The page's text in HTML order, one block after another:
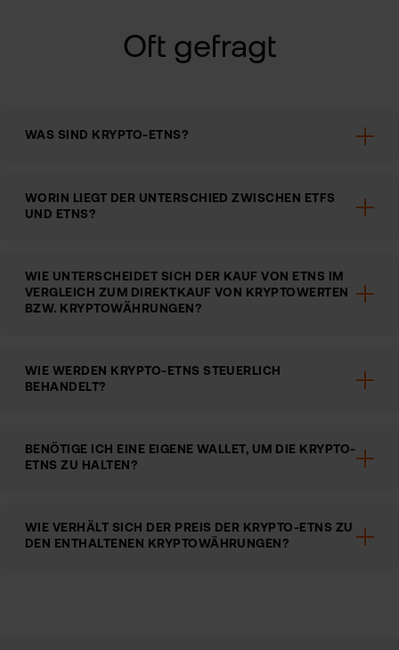
Oft gefragt
WAS SIND KRYPTO-ETNS?
WORIN LIEGT DER UNTERSCHIED ZWISCHEN ETFS
UND ETNS?
WIE UNTERSCHEIDET SICH DER KAUF VON ETNS IM
VERGLEICH ZUM DIREKTKAUF VON KRYPTOWERTEN
BZW. KRYPTOWÄHRUNGEN?
WIE WERDEN KRYPTO-ETNS STEUERLICH
BEHANDELT?
BENÖTIGE ICH EINE EIGENE WALLET, UM DIE KRYPTO-
ETNS ZU HALTEN?
WIE VERHÄLT SICH DER PREIS DER KRYPTO-ETNS ZU
DEN ENTHALTENEN KRYPTOWÄHRUNGEN?